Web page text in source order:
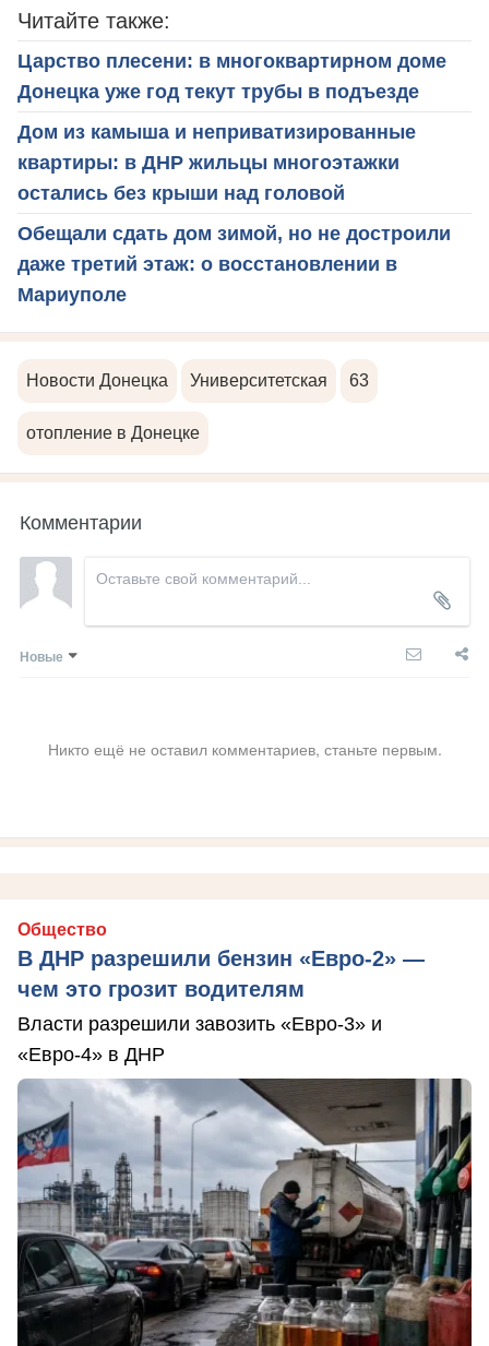
Читайте также:
Царство плесени: в многоквартирном доме
Донецка уже год текут трубы в подъезде
Дом из камыша и неприватизированные
квартиры: в ДНР жильцы многоэтажки
остались без крыши над головой
Обещали сдать дом зимой, но не достроили
даже третий этаж: о восстановлении в
Мариуполе
Новости Донецка Университетская 63
отопление в Донецке
Комментарии
Новые
Никто ещё не оставил комментариев, станьте первым.
Общество
В ДНР разрешили бензин «Евро-2» —
чем это грозит водителям
Власти разрешили завозить «Евро-3» и
«Евро-4» в ДНР